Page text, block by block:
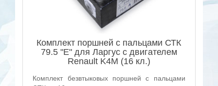
Комплект поршней с пальцами СТК
79.5 "E" для Ларгус с двигателем
Renault K4M (16 кл.)
Комплект безвтыковых поршней с пальцами